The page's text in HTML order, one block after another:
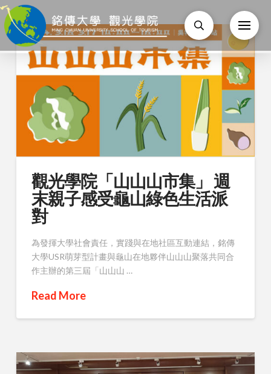
觀光學院「山山山市集」 週
末親子感受龜山綠色生活派
對
為發揮大學社會責任，實踐與在地社區互動連結，銘傳
大學USR萌芽型計畫與龜山在地夥伴山山山聚落共同合
作主辦的第三屆「山山山 …
Read More